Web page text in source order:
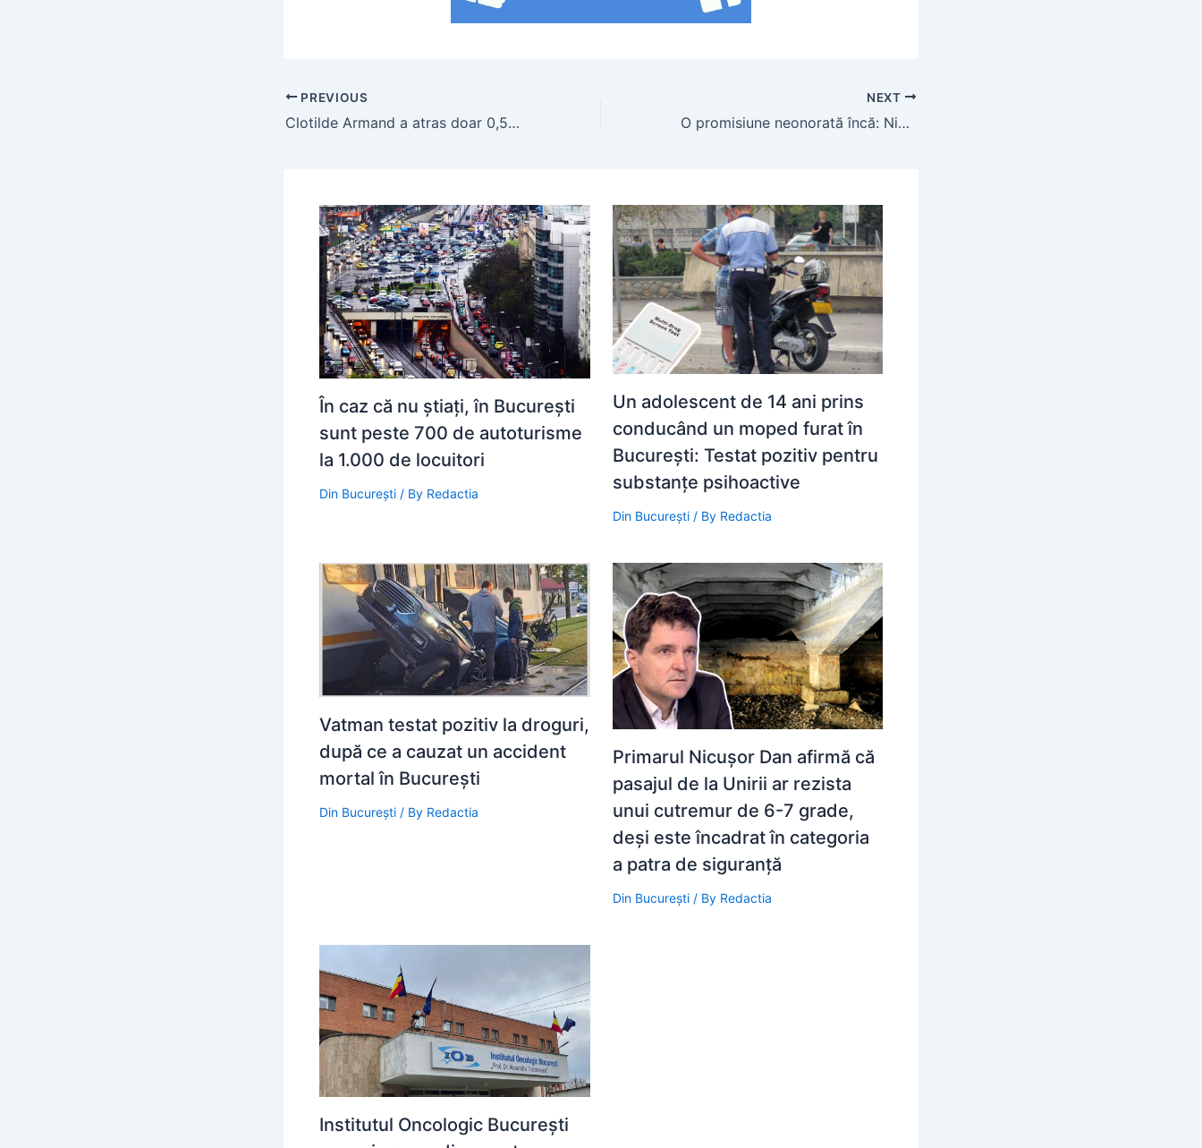
PREVIOUS
Clotilde Armand a atras doar 0,5% din fondurile UE pentru București
NEXT
O promisiune neonorată încă: Nicușor Dan promitea un salariu mediu net de 1.400 de euro în București, până în 2024
În caz că nu știați, în București
sunt peste 700 de autoturisme
la 1.000 de locuitori
Din București / By Redactia
Un adolescent de 14 ani prins
conducând un moped furat în
București: Testat pozitiv pentru
substanțe psihoactive
Din București/ By Redactia
Vatman testat pozitiv la droguri,
după ce a cauzat un accident
mortal în București
Din București / By Redactia
Primarul Nicuşor Dan afirmă că
pasajul de la Unirii ar rezista
unui cutremur de 6-7 grade,
deși este încadrat în categoria
a patra de siguranță
Din București/ By Redactia
Institutul Oncologic București